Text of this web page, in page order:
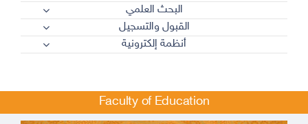
البحث العلمي
القبول والتسجيل
أنظمة إلكترونية
Faculty of Education